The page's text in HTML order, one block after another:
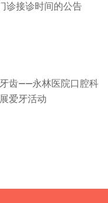
诊接诊时间的公告
齿——永林医院口腔科
爱牙活动